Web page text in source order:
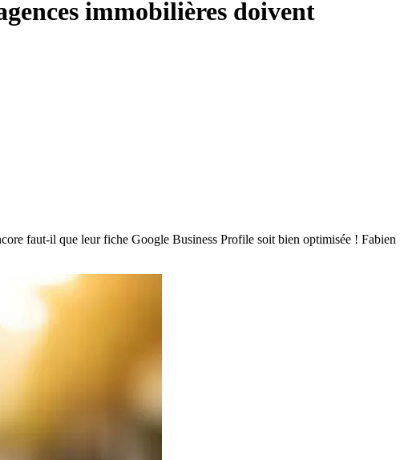
immobilières doivent
faut-il que leur fiche Google Business Profile soit bien optimisée ! Fabien